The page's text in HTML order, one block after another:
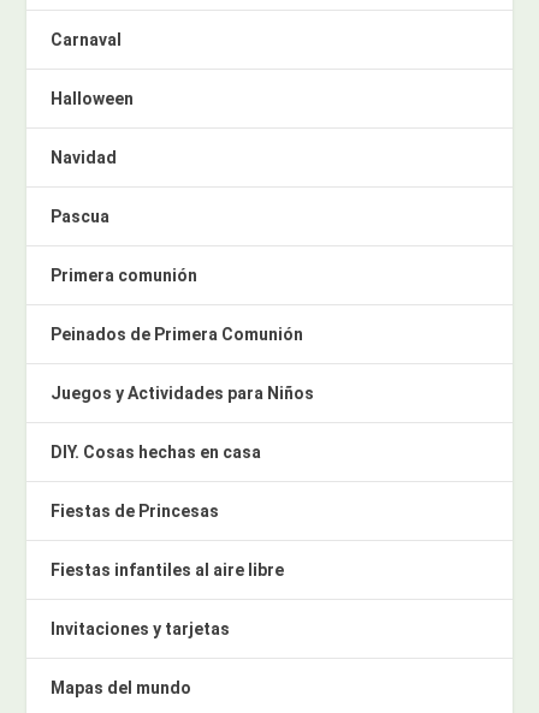
Carnaval
Halloween
Navidad
Pascua
Primera comunión
Peinados de Primera Comunión
Juegos y Actividades para Niños
DIY. Cosas hechas en casa
Fiestas de Princesas
Fiestas infantiles al aire libre
Invitaciones y tarjetas
Mapas del mundo